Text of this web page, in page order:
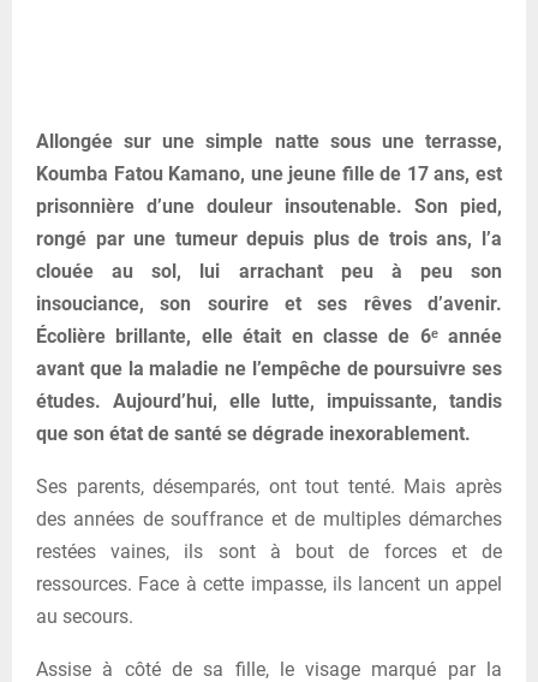
Allongée sur une simple natte sous une terrasse,
Koumba Fatou Kamano, une jeune fille de 17 ans, est
prisonnière d’une douleur insoutenable. Son pied,
rongé par une tumeur depuis plus de trois ans, l’a
clouée au sol, lui arrachant peu à peu son
insouciance, son sourire et ses rêves d’avenir.
Écolière brillante, elle était en classe de 6ᵉ année
avant que la maladie ne l’empêche de poursuivre ses
études. Aujourd’hui, elle lutte, impuissante, tandis
que son état de santé se dégrade inexorablement.
Ses parents, désemparés, ont tout tenté. Mais après
des années de souffrance et de multiples démarches
restées vaines, ils sont à bout de forces et de
ressources. Face à cette impasse, ils lancent un appel
au secours.
Assise à côté de sa fille, le visage marqué par la